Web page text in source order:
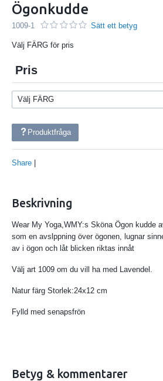
Ögonkudde
1009-1 Sätt ett betyg
Välj FÄRG för pris
Pris
Produktfråga
Share |
Beskrivning
Wear My Yoga,WMY:s Sköna Ögon kudde
som en avslppning över ögonen, lugnar
av i ögon och låt blicken riktas innåt
Välj art 1009 om du vill ha med Lavendel.
Natur färg Storlek:24x12 cm
Fylld med senapsfrön
Betyg & kommentarer